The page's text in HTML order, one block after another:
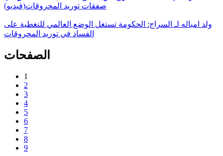
صفقات توريد المحروقات(فيديو)
ولد امباله لـ السراج: الحكومة تستغل الوضع العالمي للتغطية على
الفساد في توريد المحروقات
الصفحات
1
2
3
4
5
6
7
8
9